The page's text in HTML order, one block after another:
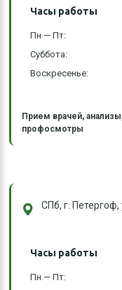
Часы работы
Пн — Пт:
Суббота:
Воскресенье:
Прием врачей,
профосмотры
СПб, г.
Часы работы
Пн — Пт: